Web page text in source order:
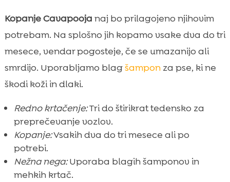
Kopanje Cavapooja naj bo prilagojeno njihovim
potrebam. Na splošno jih kopamo vsake dva do tri
mesece, vendar pogosteje, če se umazanijo ali
smrdijo. Uporabljamo blagšamponza pse, ki ne
škodi koži in dlaki.
Redno krtačenje:Tri do štirikrat tedensko za
preprečevanje vozlov.
Kopanje:Vsakih dva do tri mesece ali po
potrebi.
Nežna nega:Uporaba blagih šamponov in
mehkih krtač.